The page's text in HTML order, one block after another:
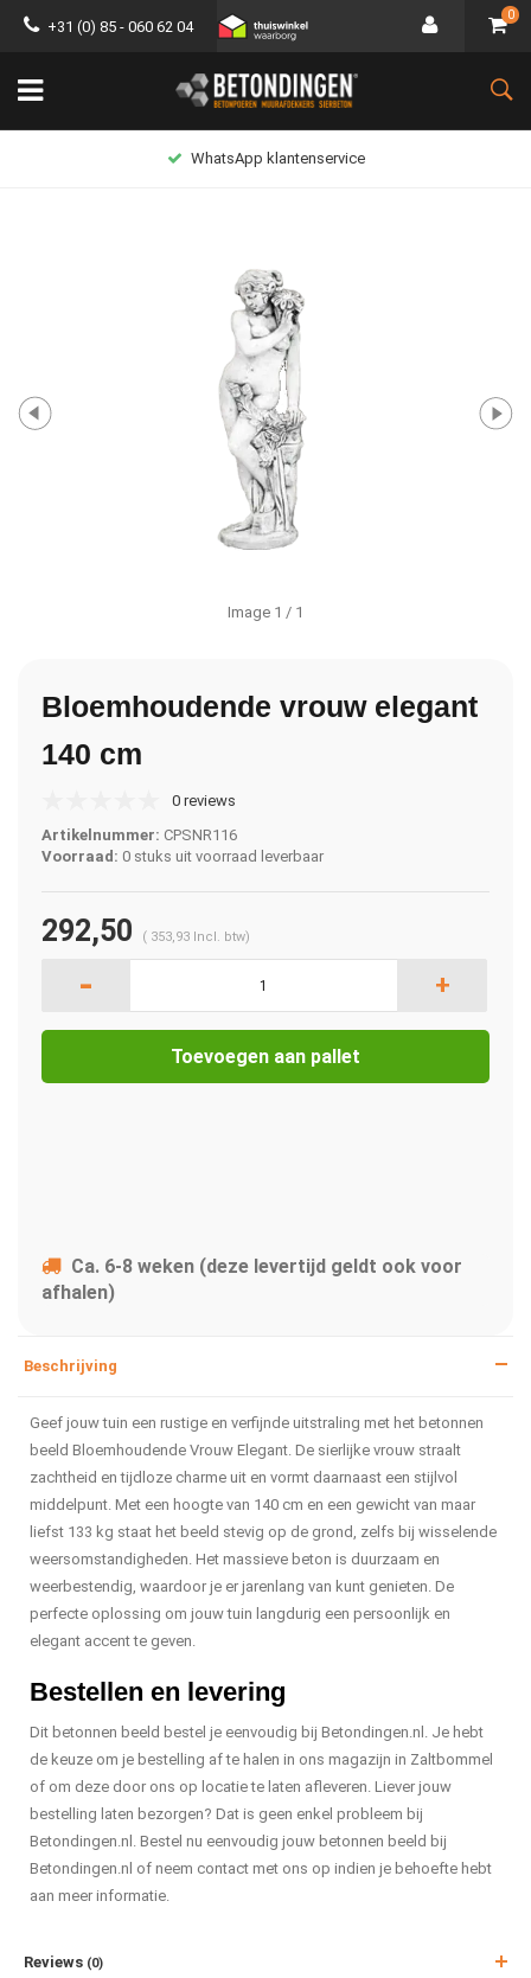
+31 (0) 85 - 060 62 04
0
WhatsApp klantenservice
Image 1 / 1
Bloemhoudende vrouw elegant
140 cm
0 reviews
Artikelnummer: CPSNR116
Voorraad: 0 stuks uit voorraad leverbaar
292,50 ( 353,93 Incl. btw)
- +
Toevoegen aan pallet
Ca. 6-8 weken (deze levertijd geldt ook voor
afhalen)
Beschrijving
Geef jouw tuin een rustige en verfijnde uitstraling met het betonnen
beeld Bloemhoudende Vrouw Elegant. De sierlijke vrouw straalt
zachtheid en tijdloze charme uit en vormt daarnaast een stijlvol
middelpunt. Met een hoogte van 140 cm en een gewicht van maar
liefst 133 kg staat het beeld stevig op de grond, zelfs bij wisselende
weersomstandigheden. Het massieve beton is duurzaam en
weerbestendig, waardoor je er jarenlang van kunt genieten. De
perfecte oplossing om jouw tuin langdurig een persoonlijk en
elegant accent te geven.
Bestellen en levering
Dit betonnen beeld bestel je eenvoudig bij Betondingen.nl. Je hebt
de keuze om je bestelling af te halen in ons magazijn in Zaltbommel
of om deze door ons op locatie te laten afleveren. Liever jouw
bestelling laten bezorgen? Dat is geen enkel probleem bij
Betondingen.nl. Bestel nu eenvoudig jouw betonnen beeld bij
Betondingen.nl of neem contact met ons op indien je behoefte hebt
aan meer informatie.
Reviews (0)